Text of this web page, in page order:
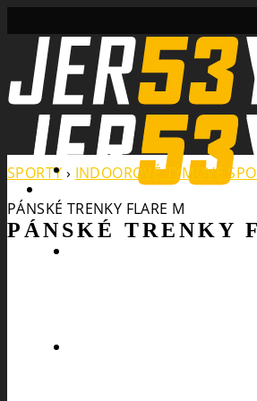
Search
PÁNSKÉ TRENKY
SPORTY › INDOOROVÉ TÝMOVÉ
PÁNSKÉ TRENKY FLARE M